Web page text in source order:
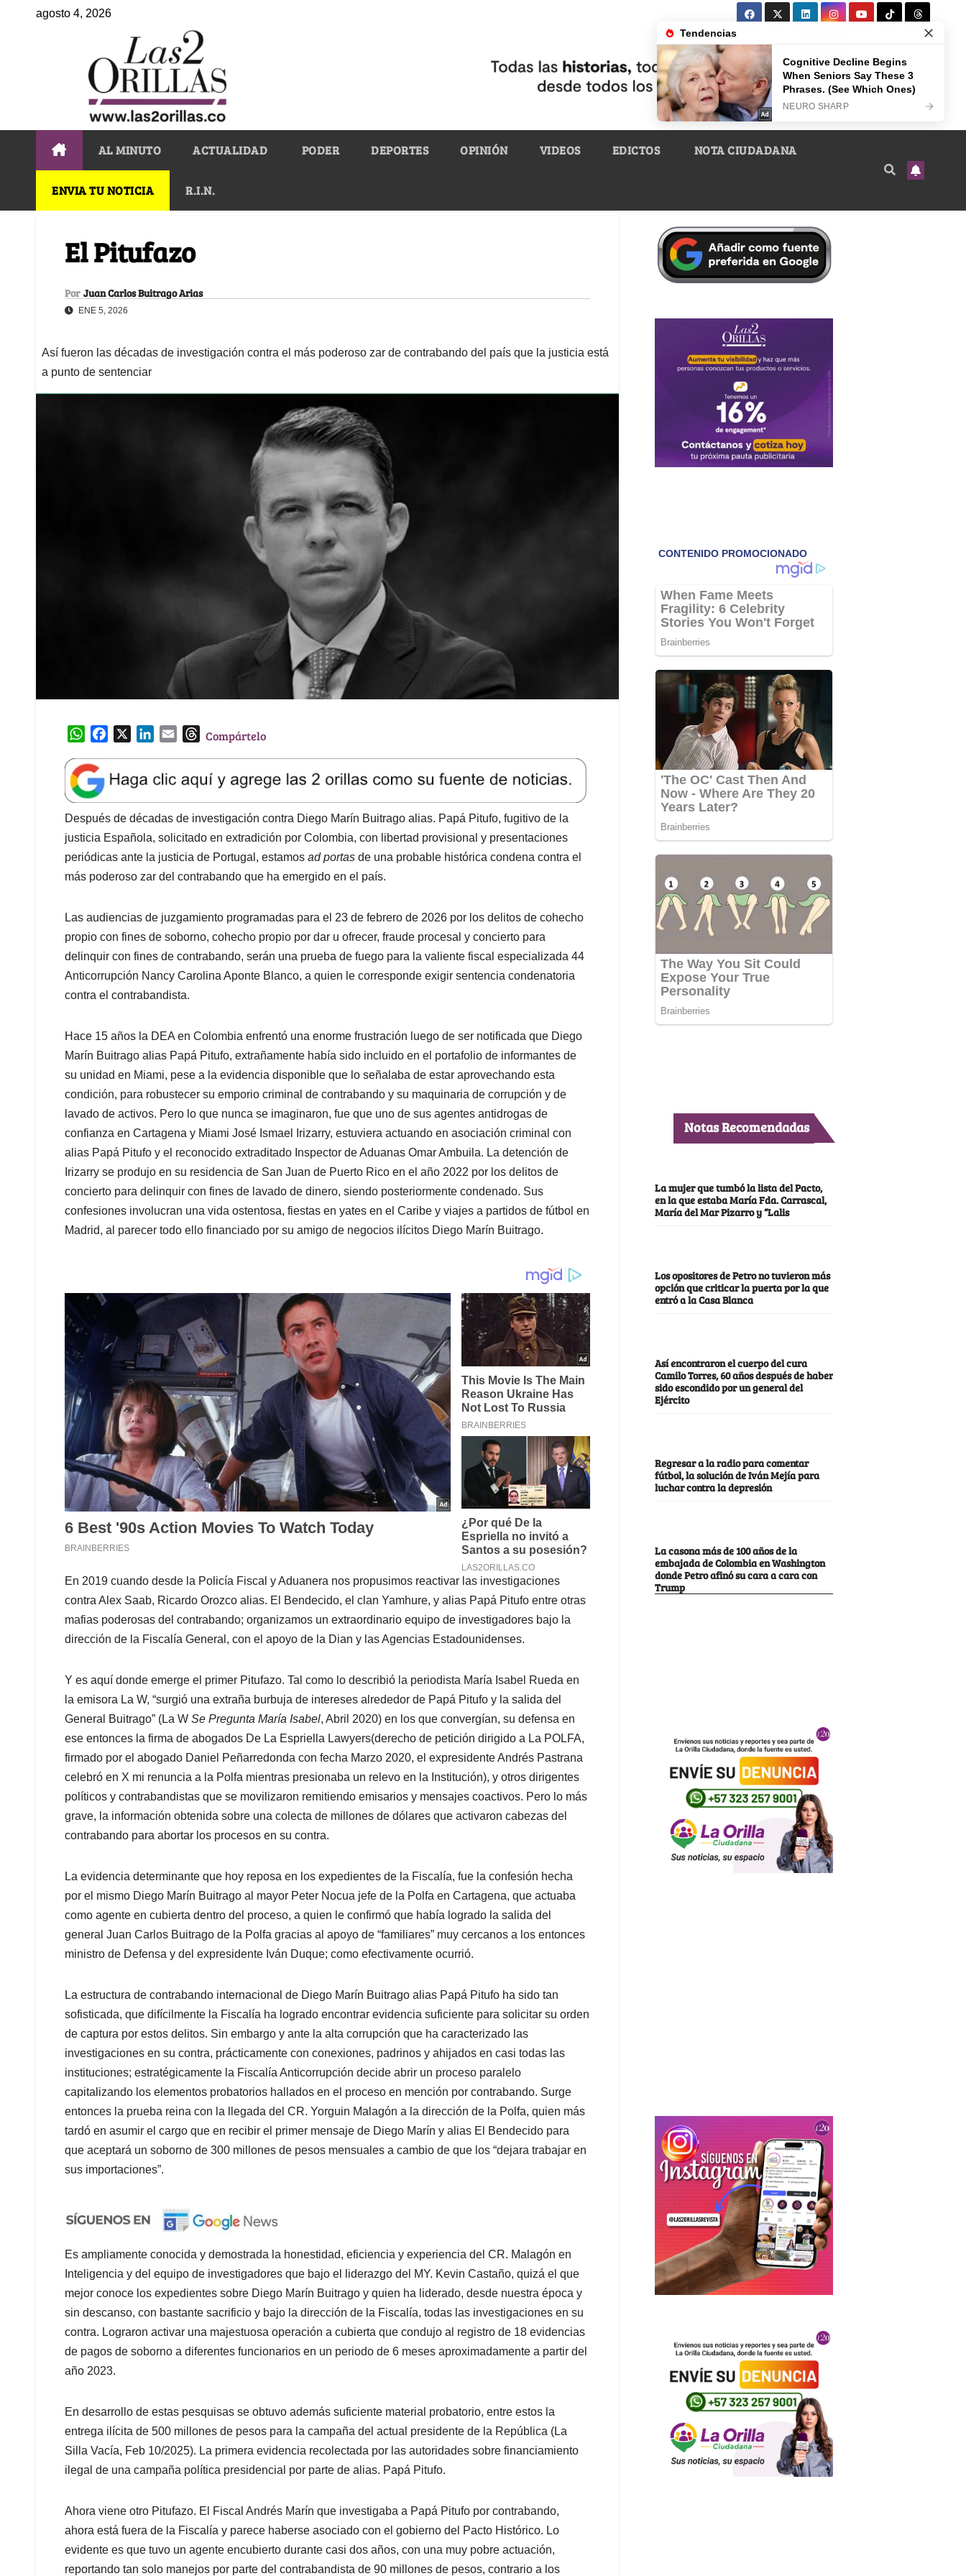
agosto 4, 2026
AL MINUTO ACTUALIDAD PODER DEPORTES OPINIÓN VIDEOS EDICTOS NOTA CIUDADANA
ENVIA TU NOTICIA R.I.N.
El Pitufazo
Por Juan Carlos Buitrago Arias
ENE 5, 2026
Así fueron las décadas de investigación contra el más poderoso zar de contrabando del país que la justicia está
a punto de sentenciar
W
a
t
s
A
p
p
e
b
o
o
k
k
e
d
I
n
l
T
e
a
d
s
Compártelo
Después de décadas de investigación contra Diego Marín Buitrago alias. Papá Pitufo, fugitivo de la
justicia Española, solicitado en extradición por Colombia, con libertad provisional y presentaciones
periódicas ante la justicia de Portugal, estamos ad portas de una probable histórica condena contra el
más poderoso zar del contrabando que ha emergido en el país.
Las audiencias de juzgamiento programadas para el 23 de febrero de 2026 por los delitos de cohecho
propio con fines de soborno, cohecho propio por dar u ofrecer, fraude procesal y concierto para
delinquir con fines de contrabando, serán una prueba de fuego para la valiente fiscal especializada 44
Anticorrupción Nancy Carolina Aponte Blanco, a quien le corresponde exigir sentencia condenatoria
contra el contrabandista.
Hace 15 años la DEA en Colombia enfrentó una enorme frustración luego de ser notificada que Diego
Marín Buitrago alias Papá Pitufo, extrañamente había sido incluido en el portafolio de informantes de
su unidad en Miami, pese a la evidencia disponible que lo señalaba de estar aprovechando esta
condición, para robustecer su emporio criminal de contrabando y su maquinaria de corrupción y de
lavado de activos. Pero lo que nunca se imaginaron, fue que uno de sus agentes antidrogas de
confianza en Cartagena y Miami José Ismael Irizarry, estuviera actuando en asociación criminal con
alias Papá Pitufo y el reconocido extraditado Inspector de Aduanas Omar Ambuila. La detención de
Irizarry se produjo en su residencia de San Juan de Puerto Rico en el año 2022 por los delitos de
concierto para delinquir con fines de lavado de dinero, siendo posteriormente condenado. Sus
confesiones involucran una vida ostentosa, fiestas en yates en el Caribe y viajes a partidos de fútbol en
Madrid, al parecer todo ello financiado por su amigo de negocios ilícitos Diego Marín Buitrago.
En 2019 cuando desde la Policía Fiscal y Aduanera nos propusimos reactivar las investigaciones
contra Alex Saab, Ricardo Orozco alias. El Bendecido, el clan Yamhure, y alias Papá Pitufo entre otras
mafias poderosas del contrabando; organizamos un extraordinario equipo de investigadores bajo la
dirección de la Fiscalía General, con el apoyo de la Dian y las Agencias Estadounidenses.
Y es aquí donde emerge el primer Pitufazo. Tal como lo describió la periodista María Isabel Rueda en
la emisora La W, “surgió una extraña burbuja de intereses alrededor de Papá Pitufo y la salida del
General Buitrago” (La W Se Pregunta María Isabel, Abril 2020) en los que convergían, su defensa en
ese entonces la firma de abogados De La Espriella Lawyers(derecho de petición dirigido a La POLFA,
firmado por el abogado Daniel Peñarredonda con fecha Marzo 2020, el expresidente Andrés Pastrana
celebró en X mi renuncia a la Polfa mientras presionaba un relevo en la Institución), y otros dirigentes
políticos y contrabandistas que se movilizaron remitiendo emisarios y mensajes coactivos. Pero lo más
grave, la información obtenida sobre una colecta de millones de dólares que activaron cabezas del
contrabando para abortar los procesos en su contra.
La evidencia determinante que hoy reposa en los expedientes de la Fiscalía, fue la confesión hecha
por el mismo Diego Marín Buitrago al mayor Peter Nocua jefe de la Polfa en Cartagena, que actuaba
como agente en cubierta dentro del proceso, a quien le confirmó que había logrado la salida del
general Juan Carlos Buitrago de la Polfa gracias al apoyo de “familiares” muy cercanos a los entonces
ministro de Defensa y del expresidente Iván Duque; como efectivamente ocurrió.
La estructura de contrabando internacional de Diego Marín Buitrago alias Papá Pitufo ha sido tan
sofisticada, que difícilmente la Fiscalía ha logrado encontrar evidencia suficiente para solicitar su orden
de captura por estos delitos. Sin embargo y ante la alta corrupción que ha caracterizado las
investigaciones en su contra, prácticamente con conexiones, padrinos y ahijados en casi todas las
instituciones; estratégicamente la Fiscalía Anticorrupción decide abrir un proceso paralelo
capitalizando los elementos probatorios hallados en el proceso en mención por contrabando. Surge
entonces la prueba reina con la llegada del CR. Yorguin Malagón a la dirección de la Polfa, quien más
tardó en asumir el cargo que en recibir el primer mensaje de Diego Marín y alias El Bendecido para
que aceptará un soborno de 300 millones de pesos mensuales a cambio de que los “dejara trabajar en
sus importaciones”.
Es ampliamente conocida y demostrada la honestidad, eficiencia y experiencia del CR. Malagón en
Inteligencia y del equipo de investigadores que bajo el liderazgo del MY. Kevin Castaño, quizá el que
mejor conoce los expedientes sobre Diego Marín Buitrago y quien ha liderado, desde nuestra época y
sin descanso, con bastante sacrificio y bajo la dirección de la Fiscalía, todas las investigaciones en su
contra. Lograron activar una majestuosa operación a cubierta que condujo al registro de 18 evidencias
de pagos de soborno a diferentes funcionarios en un periodo de 6 meses aproximadamente a partir del
año 2023.
En desarrollo de estas pesquisas se obtuvo además suficiente material probatorio, entre estos la
entrega ilícita de 500 millones de pesos para la campaña del actual presidente de la República (La
Silla Vacía, Feb 10/2025). La primera evidencia recolectada por las autoridades sobre financiamiento
ilegal de una campaña política presidencial por parte de alias. Papá Pitufo.
Ahora viene otro Pitufazo. El Fiscal Andrés Marín que investigaba a Papá Pitufo por contrabando,
ahora está fuera de la Fiscalía y parece haberse asociado con el gobierno del Pacto Histórico. Lo
evidente es que tuvo un agente encubierto durante casi dos años, con una muy pobre actuación,
reportando tan solo manejos por parte del contrabandista de 90 millones de pesos, contrario a los
Notas Recomendadas
La mujer que tumbó la lista del Pacto,
en la que estaba María Fda. Carrascal,
María del Mar Pizarro y “Lalis
Los opositores de Petro no tuvieron más
opción que criticar la puerta por la que
entró a la Casa Blanca
Así encontraron el cuerpo del cura
Camilo Torres, 60 años después de haber
sido escondido por un general del
Ejército
Regresar a la radio para comentar
fútbol, la solución de Iván Mejía para
luchar contra la depresión
La casona más de 100 años de la
embajada de Colombia en Washington
donde Petro afinó su cara a cara con
Trump